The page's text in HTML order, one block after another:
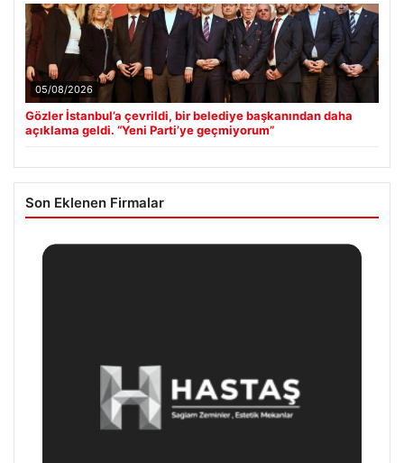
05/08/2026
Gözler İstanbul’a çevrildi, bir belediye başkanından daha
açıklama geldi. “Yeni Parti’ye geçmiyorum”
Son Eklenen Firmalar